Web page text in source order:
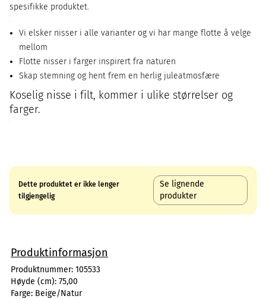
spesifikke produktet.
Vi elsker nisser i alle varianter og vi har mange flotte å velge
mellom
Flotte nisser i farger inspirert fra naturen
Skap stemning og hent frem en herlig juleatmosfære
Koselig nisse i filt, kommer i ulike størrelser og
farger.
Dette produktet er ikke lenger
tilgjengelig
Se lignende
produkter
Produktinformasjon
Produktnummer: 105533
Høyde (cm): 75,00
Farge: Beige/Natur